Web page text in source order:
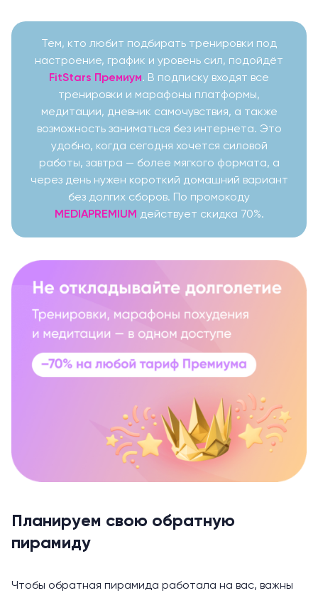
Тем, кто любит подбирать тренировки под
настроение, график и уровень сил, подойдёт
FitStars Премиум. В подписку входят все
тренировки и марафоны платформы,
медитации, дневник самочувствия, а также
возможность заниматься без интернета. Это
удобно, когда сегодня хочется силовой
работы, завтра — более мягкого формата, а
через день нужен короткий домашний вариант
без долгих сборов. По промокоду
MEDIAPREMIUM действует скидка 70%.
Планируем свою обратную
пирамиду
Чтобы обратная пирамида работала на вас, важны